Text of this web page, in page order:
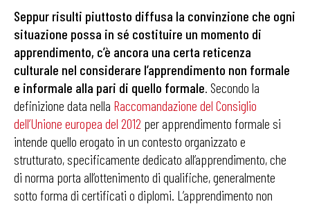
Seppur risulti piuttosto diffusa la convinzione che ogni
situazione possa in sé costituire un momento di
apprendimento, c’è ancora una certa reticenza
culturale nel considerare l’apprendimento non formale
e informale alla pari di quello formale. Secondo la
definizione data nella Raccomandazione del Consiglio
dell’Unione europea del 2012 per apprendimento formale si
intende quello erogato in un contesto organizzato e
strutturato, specificamente dedicato all’apprendimento, che
di norma porta all’ottenimento di qualifiche, generalmente
sotto forma di certificati o diplomi. L’apprendimento non